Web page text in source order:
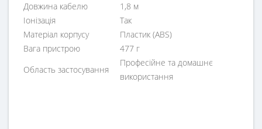
Довжина кабелю
1,8 м
Іонізація
Так
Матеріал корпусу
Пластик (ABS)
Вага пристрою
477 г
Область застосування
Професійне та домашнє
використання